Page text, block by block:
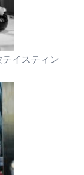
イスティン